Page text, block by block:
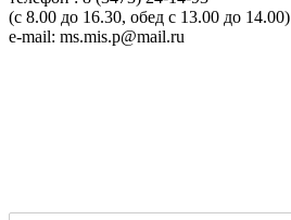
(с 8.00 до 16.30, обед с 13.00 до 14.00)
e-mail: ms.mis.p@mail.ru